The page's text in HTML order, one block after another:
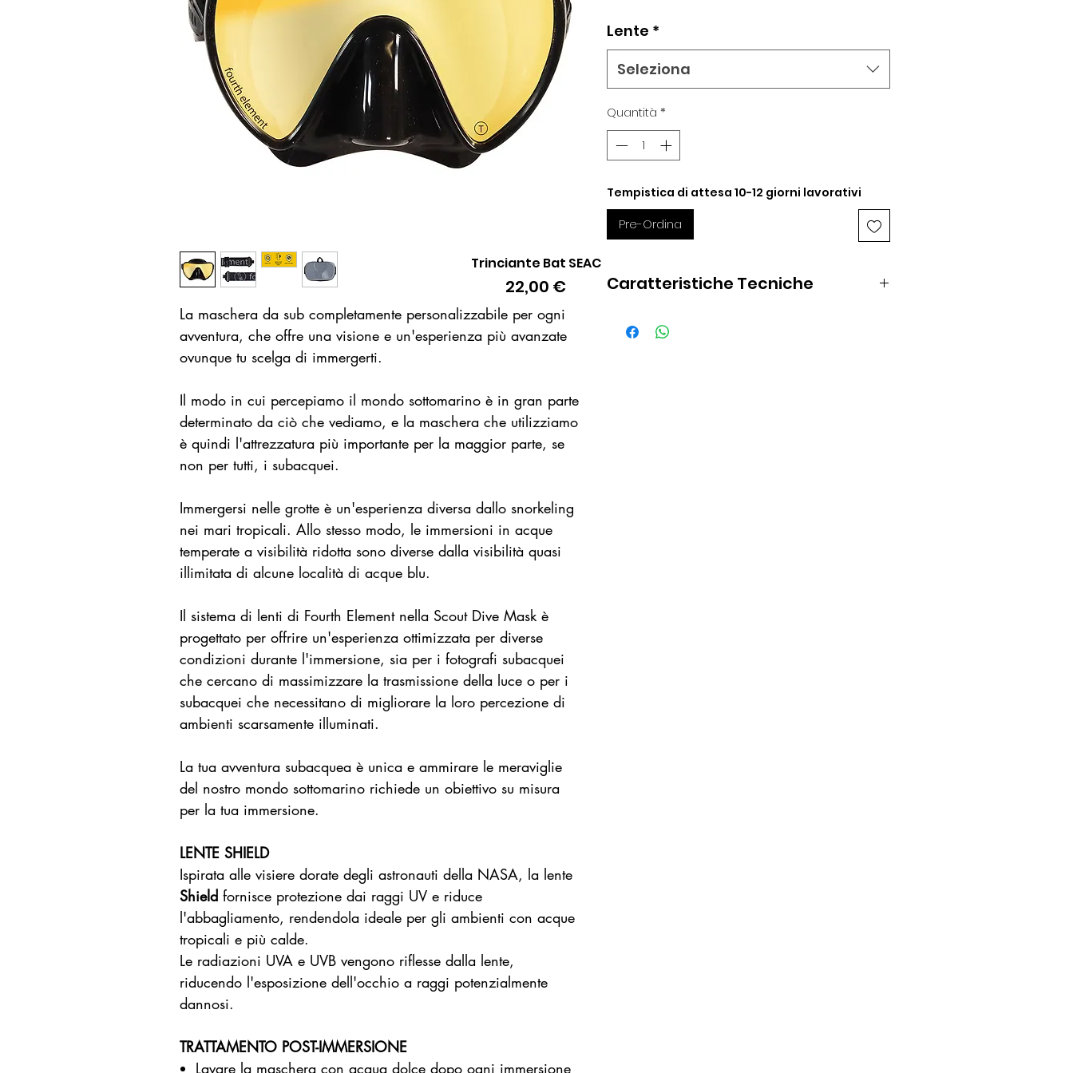
Vista rapida
Trinciante Bat SEAC
Prezzo
22,00 €
La maschera da sub completamente personalizzabile per ogni
avventura, che offre una visione e un'esperienza più avanzate
ovunque tu scelga di immergerti.
Il modo in cui percepiamo il mondo sottomarino è in gran parte
determinato da ciò che vediamo, e la maschera che utilizziamo
è quindi l'attrezzatura più importante per la maggior parte, se
non per tutti, i subacquei.
Immergersi nelle grotte è un'esperienza diversa dallo snorkeling
nei mari tropicali. Allo stesso modo, le immersioni in acque
temperate a visibilità ridotta sono diverse dalla visibilità quasi
illimitata di alcune località di acque blu.
Il sistema di lenti di Fourth Element nella Scout Dive Mask è
progettato per offrire un'esperienza ottimizzata per diverse
condizioni durante l'immersione, sia per i fotografi subacquei
che cercano di massimizzare la trasmissione della luce o per i
subacquei che necessitano di migliorare la loro percezione di
ambienti scarsamente illuminati.
La tua avventura subacquea è unica e ammirare le meraviglie
del nostro mondo sottomarino richiede un obiettivo su misura
per la tua immersione.
LENTE SHIELD
Ispirata alle visiere dorate degli astronauti della NASA, la lente
Shield fornisce protezione dai raggi UV e riduce
l'abbagliamento, rendendola ideale per gli ambienti con acque
tropicali e più calde.
Le radiazioni UVA e UVB vengono riflesse dalla lente,
riducendo l'esposizione dell'occhio a raggi potenzialmente
dannosi.
TRATTAMENTO POST-IMMERSIONE
Lavare la maschera con acqua dolce dopo ogni immersione
Lente *
Seleziona
Quantità *
Tempistica di attesa 10-12 giorni lavorativi
Pre-Ordina
Caratteristiche Tecniche
Silicone